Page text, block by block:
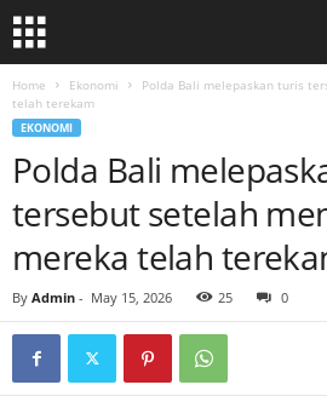
Home Ekonomi
Polda Bali melepaskan turis
telah terekam
EKONOMI
Polda Bali
tersebut setelah
mereka telah
By Admin - May 15, 2026 25 0